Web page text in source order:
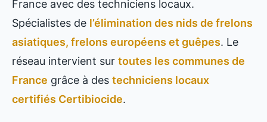
France avec des techniciens locaux.
Spécialistes de l’élimination des nids de frelons
asiatiques, frelons européens et guêpes. Le
réseau intervient sur toutes les communes de
France grâce à des techniciens locaux
certifiés Certibiocide.